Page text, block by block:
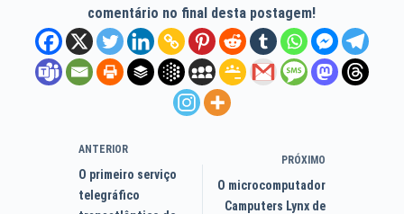
comentário no final desta postagem!
ANTERIOR
O primeiro serviço
telegráfico
PRÓXIMO
O microcomputador
Camputers Lynx de